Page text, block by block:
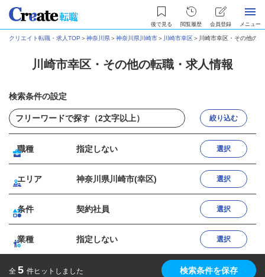
後で見る 閲覧履歴 会員登録 メニュー
クリエイト転職・求人TOP ＞神奈川県＞神奈川県川崎市＞ 川崎市幸区＞ 川崎市幸区・その他の
川崎市幸区・その他の転職・求人情報
検索条件の設定
絞り込む
職種 指定しない 選択
エリア 神奈川県川崎市(幸区) 選択
条件 契約社員 選択
業種 指定しない 選択
全 5 件ヒットしました 検索条件を保存